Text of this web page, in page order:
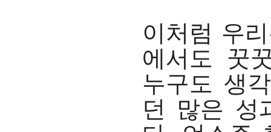
이처럼 우
에서도 꿋
누구도 생
던 많은 성